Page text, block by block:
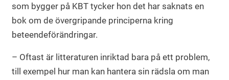
som bygger på KBT tycker hon det har saknats en
bok om de övergripande principerna kring
beteendeförändringar.
– Oftast är litteraturen inriktad bara på ett problem,
till exempel hur man kan hantera sin rädsla om man